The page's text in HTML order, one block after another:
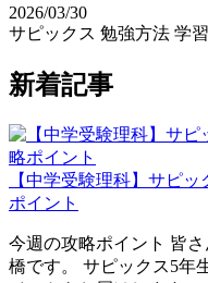
2026/03/30
サピックス 勉強方法 学
新着記事
【中学受験理科】サピ
ポイント
今週の攻略ポイント 皆
橋です。 サピックス5年